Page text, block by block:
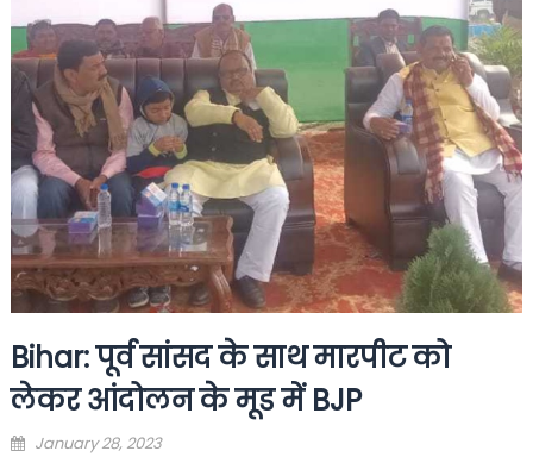
Bihar: पूर्व सांसद के साथ मारपीट को
लेकर आंदोलन के मूड में BJP
Posted
January 28, 2023